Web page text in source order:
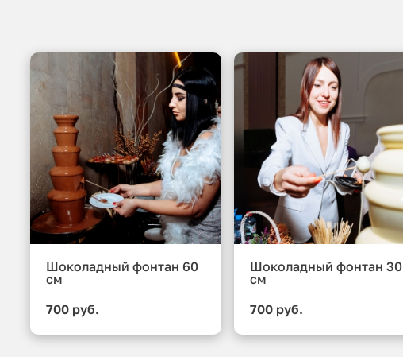
Шоколадный фонтан 60
см
700 руб.
Шоколадный фонтан 30
см
700 руб.